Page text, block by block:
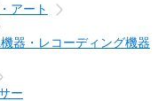
アート
器・レコーディング機器
ー